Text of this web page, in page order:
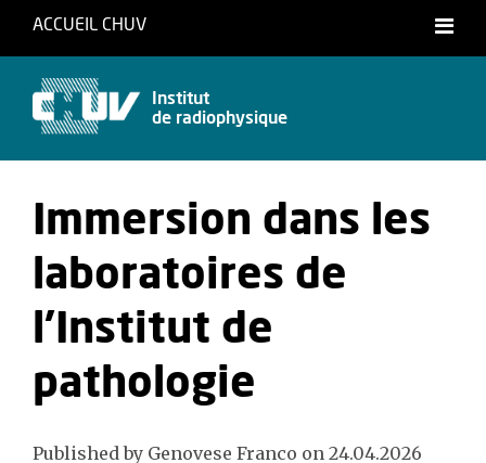
ACCUEIL CHUV
Institut
de radiophysique
Immersion dans les
laboratoires de
l'Institut de
pathologie
Published by Genovese Franco on 24.04.2026